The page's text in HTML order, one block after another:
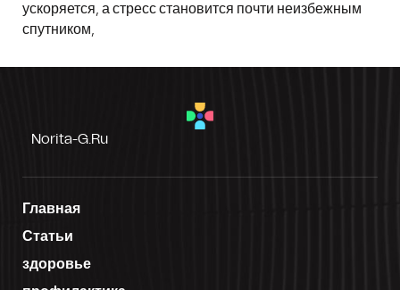
ускоряется, а стресс становится почти неизбежным
спутником,
Norita-G.ru
Главная
Статьи
здоровье